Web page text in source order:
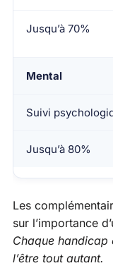
Jusqu’à 70%
Mental
Suivi
Jusqu’à 80%
Les
sur l’importance
Chaque handicap
l’être tout autant.